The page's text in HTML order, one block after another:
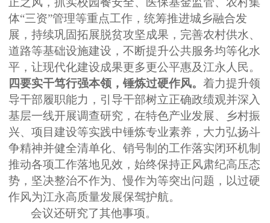
体“三资”管理等重点工作，统筹推进城乡融合发
展，持续巩固拓展脱贫攻坚成果，完善农村供水、
道路等基础设施建设，不断提升公共服务均等化水
平，让现代化建设成果更多更公平惠及江永人民。
四要实干笃行强本领，锤炼过硬作风。 着力提升领
导干部履职能力，引导干部树立正确政绩观并深入
基层一线开展调查研究，在特色产业发展、乡村振
兴、项目建设等实践中锤炼专业素养，大力弘扬斗
争精神并健全清单化、销号制的工作落实闭环机制
推动各项工作落地见效，始终保持正风肃纪高压态
势，坚决整治不作为、慢作为等突出问题，以过硬
作风为江永高质量发展保驾护航。
会议还研究了其他事项。